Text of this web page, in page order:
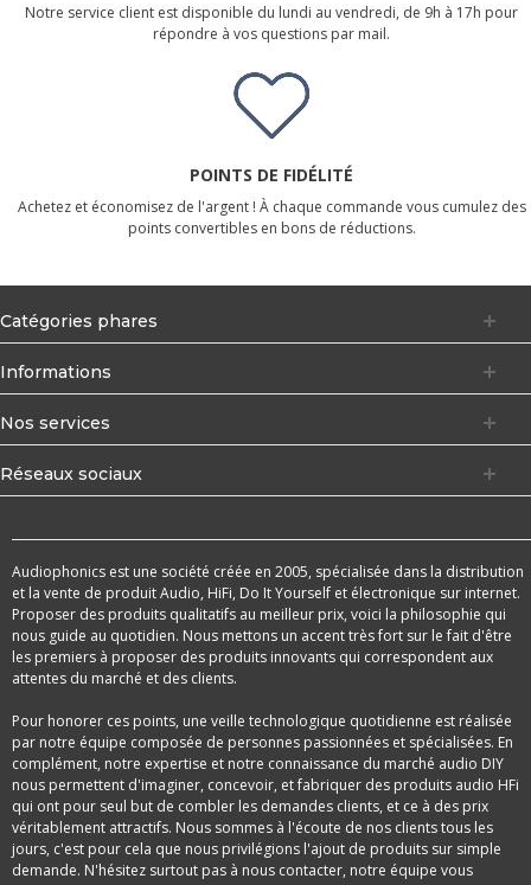
Notre service client est disponible du lundi au vendredi, de 9h à 17h pour
répondre à vos questions par mail.
POINTS DE FIDÉLITÉ
Achetez et économisez de l'argent ! À chaque commande vous cumulez des
points convertibles en bons de réductions.
Catégories phares
Informations
Nos services
Réseaux sociaux
Audiophonics est une société créée en 2005, spécialisée dans la distribution
et la vente de produit Audio, HiFi, Do It Yourself et électronique sur internet.
Proposer des produits qualitatifs au meilleur prix, voici la philosophie qui
nous guide au quotidien. Nous mettons un accent très fort sur le fait d'être
les premiers à proposer des produits innovants qui correspondent aux
attentes du marché et des clients.
Pour honorer ces points, une veille technologique quotidienne est réalisée
par notre équipe composée de personnes passionnées et spécialisées. En
complément, notre expertise et notre connaissance du marché audio DIY
nous permettent d'imaginer, concevoir, et fabriquer des produits audio HFi
qui ont pour seul but de combler les demandes clients, et ce à des prix
véritablement attractifs. Nous sommes à l'écoute de nos clients tous les
jours, c'est pour cela que nous privilégions l'ajout de produits sur simple
demande. N'hésitez surtout pas à nous contacter, notre équipe vous